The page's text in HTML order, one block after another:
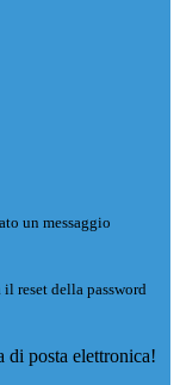
un messaggio
reset della password
di posta elettronica!